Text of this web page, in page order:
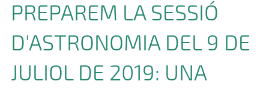
PREPAREM LA SESSIÓ
D'ASTRONOMIA DEL 9 DE
JULIOL DE 2019: UNA